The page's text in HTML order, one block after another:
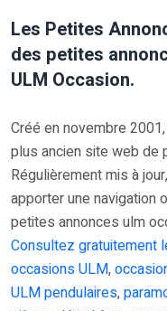
Les Petites
des petites
ULM Occasion.
Créé en novembre
plus ancien site web de
Régulièrement mis à
apporter une navigation
petites annonces ulm
Consultez gratuitement
occasions ULM,
ULM pendulaires,